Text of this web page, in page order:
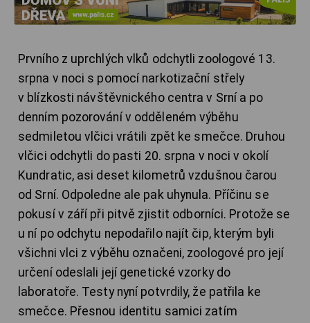
Prvního z uprchlých vlků odchytli zoologové 13.
srpna v noci s pomocí narkotizační střely
v blízkosti návštěvnického centra v Srní a po
denním pozorování v odděleném výběhu
sedmiletou vlčici vrátili zpět ke smečce. Druhou
vlčici odchytli do pasti 20. srpna v noci v okolí
Kundratic, asi deset kilometrů vzdušnou čarou
od Srní. Odpoledne ale pak uhynula. Příčinu se
pokusí v září při pitvě zjistit odborníci. Protože se
u ní po odchytu nepodařilo najít čip, kterým byli
všichni vlci z výběhu označeni, zoologové pro její
určení odeslali její genetické vzorky do
laboratoře. Testy nyní potvrdily, že patřila ke
smečce. Přesnou identitu samici zatím